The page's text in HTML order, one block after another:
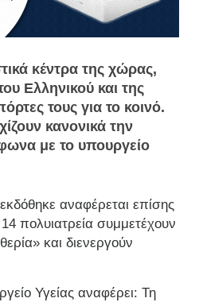
κέντρα της χώρας,
Ελληνικού και της
τους για το κοινό.
κανονικά την
με το υπουργείο
αναφέρεται επίσης
14 πολυιατρεία συμμετέχουν
και διενεργούν
Υγείας αναφέρει: Τη